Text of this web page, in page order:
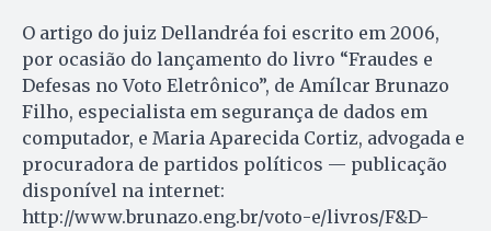
O artigo do juiz Dellandréa foi escrito em 2006,
por ocasião do lançamento do livro “Fraudes e
Defesas no Voto Eletrônico”, de Amílcar Brunazo
Filho, especialista em segurança de dados em
computador, e Maria Aparecida Cortiz, advogada e
procuradora de partidos políticos — publicação
disponível na internet:
http://www.brunazo.eng.br/voto-e/livros/F&D-